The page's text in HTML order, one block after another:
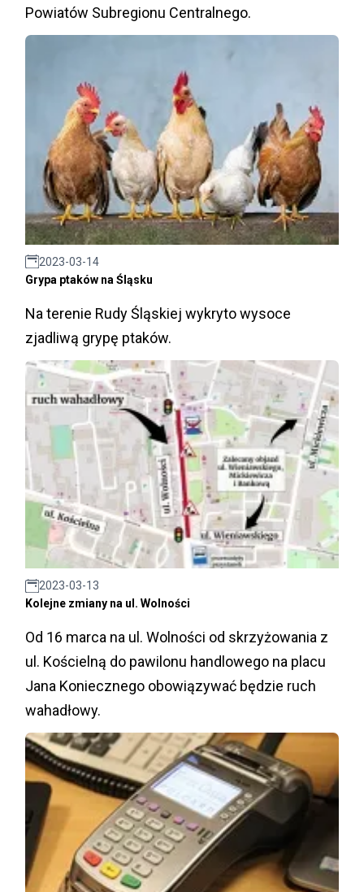
Powiatów Subregionu Centralnego.
2023-03-14
Grypa ptaków na Śląsku
Na terenie Rudy Śląskiej wykryto wysoce
zjadliwą grypę ptaków.
2023-03-13
Kolejne zmiany na ul. Wolności
Od 16 marca na ul. Wolności od skrzyżowania z
ul. Kościelną do pawilonu handlowego na placu
Jana Koniecznego obowiązywać będzie ruch
wahadłowy.